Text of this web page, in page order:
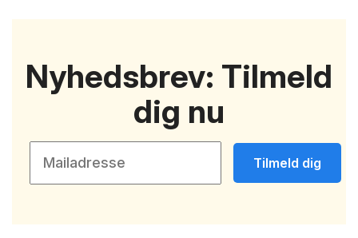
Nyhedsbrev: Tilmeld
dig nu
Tilmeld dig